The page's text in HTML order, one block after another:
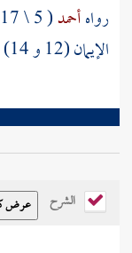
رواهأحمد( 5 \ 417 )،
الإيمان (12 و 14)
الشرح